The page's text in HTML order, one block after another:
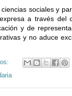
sociales y
a través del
y de
y no aduce